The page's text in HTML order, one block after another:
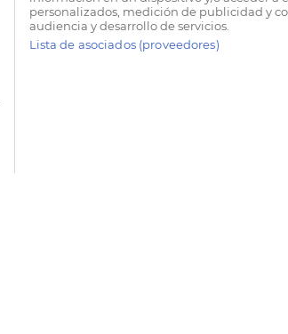
personalizados, medición de publicidad y
audiencia y desarrollo de servicios.
Lista de asociados (proveedores)